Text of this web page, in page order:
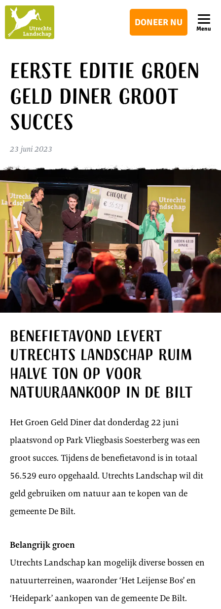
DONEER NU
Menu
Eerste editie Groen
Geld Diner groot
succes
23 juni 2023
Benefietavond levert
Utrechts Landschap ruim
halve ton op voor
natuuraankoop in De Bilt
Het Groen Geld Diner dat donderdag 22 juni
plaatsvond op Park Vliegbasis Soesterberg was een
groot succes. Tijdens de benefietavond is in totaal
56.529 euro opgehaald. Utrechts Landschap wil dit
geld gebruiken om natuur aan te kopen van de
gemeente De Bilt.
Belangrijk groen
Utrechts Landschap kan mogelijk diverse bossen en
natuurterreinen, waaronder ‘Het Leijense Bos’ en
‘Heidepark’ aankopen van de gemeente De Bilt.